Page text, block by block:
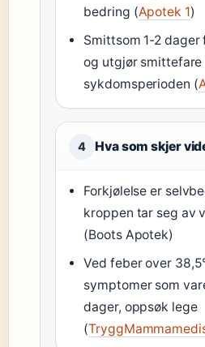
bedring (Apotek 1)
Smittsom 1-2
og utgjør smittefare
sykdomsperioden (
4 Hva som skjer
Forkjølelse er
kroppen tar seg av
(Boots Apotek)
Ved feber over
symptomer som
dager, oppsøk lege
(